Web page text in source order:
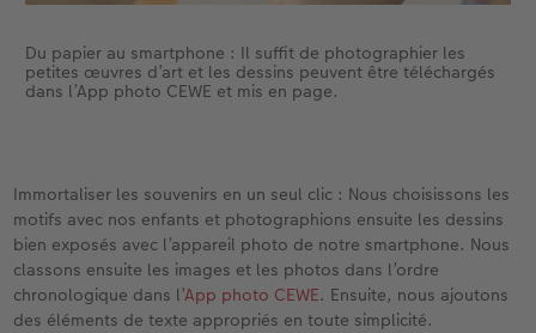
Du papier au smartphone : Il suffit de photographier les
petites œuvres d’art et les dessins peuvent être téléchargés
dans l’App photo CEWE et mis en page.
Immortaliser les souvenirs en un seul clic : Nous choisissons les
motifs avec nos enfants et photographions ensuite les dessins
bien exposés avec l’appareil photo de notre smartphone. Nous
classons ensuite les images et les photos dans l’ordre
chronologique dans l’App photo CEWE. Ensuite, nous ajoutons
des éléments de texte appropriés en toute simplicité.